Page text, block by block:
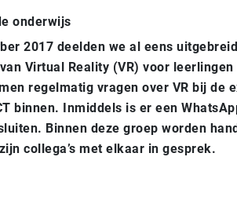
onderwijs
2017 deelden we al eens
Virtual Reality (VR) voor leerlingen
regelmatig vragen over VR bij de
binnen. Inmiddels is er een
Binnen deze groep worden
collega’s met elkaar in gesprek.